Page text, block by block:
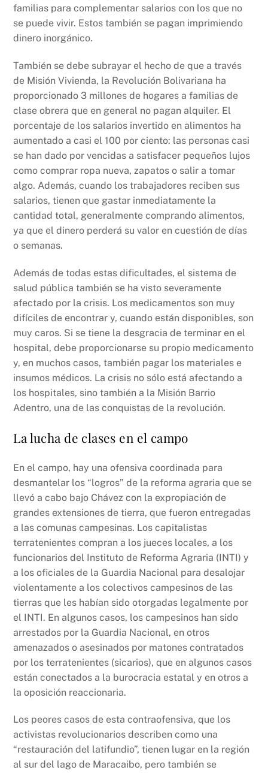
familias para complementar salarios con los que no
se puede vivir. Estos también se pagan imprimiendo
dinero inorgánico.
También se debe subrayar el hecho de que a través
de Misión Vivienda, la Revolución Bolivariana ha
proporcionado 3 millones de hogares a familias de
clase obrera que en general no pagan alquiler. El
porcentaje de los salarios invertido en alimentos ha
aumentado a casi el 100 por ciento: las personas casi
se han dado por vencidas a satisfacer pequeños lujos
como comprar ropa nueva, zapatos o salir a tomar
algo. Además, cuando los trabajadores reciben sus
salarios, tienen que gastar inmediatamente la
cantidad total, generalmente comprando alimentos,
ya que el dinero perderá su valor en cuestión de días
o semanas.
Además de todas estas dificultades, el sistema de
salud pública también se ha visto severamente
afectado por la crisis. Los medicamentos son muy
difíciles de encontrar y, cuando están disponibles, son
muy caros. Si se tiene la desgracia de terminar en el
hospital, debe proporcionarse su propio medicamento
y, en muchos casos, también pagar los materiales e
insumos médicos. La crisis no sólo está afectando a
los hospitales, sino también a la Misión Barrio
Adentro, una de las conquistas de la revolución.
La lucha de clases en el campo
En el campo, hay una ofensiva coordinada para
desmantelar los “logros” de la reforma agraria que se
llevó a cabo bajo Chávez con la expropiación de
grandes extensiones de tierra, que fueron entregadas
a las comunas campesinas. Los capitalistas
terratenientes compran a los jueces locales, a los
funcionarios del Instituto de Reforma Agraria (INTI) y
a los oficiales de la Guardia Nacional para desalojar
violentamente a los colectivos campesinos de las
tierras que les habían sido otorgadas legalmente por
el INTI. En algunos casos, los campesinos han sido
arrestados por la Guardia Nacional, en otros
amenazados o asesinados por matones contratados
por los terratenientes (sicarios), que en algunos casos
están conectados a la burocracia estatal y en otros a
la oposición reaccionaria.
Los peores casos de esta contraofensiva, que los
activistas revolucionarios describen como una
“restauración del latifundio”, tienen lugar en la región
al sur del lago de Maracaibo, pero también se